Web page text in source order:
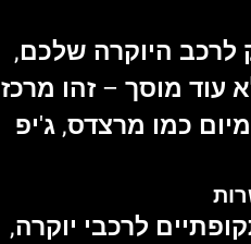
היוקרה שלכם,
עוד מוסך – זהו מרכז
כמו מרצדס, ג'יפ
לרכבי יוקרה,